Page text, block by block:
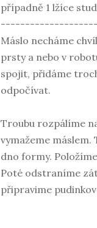
případně 1 lžíce
Máslo necháme
prsty a nebo v
spojit, přidáme
odpočívat.
Troubu rozpálíme
vymažeme
dno formy.
Poté odstraníme
připravime